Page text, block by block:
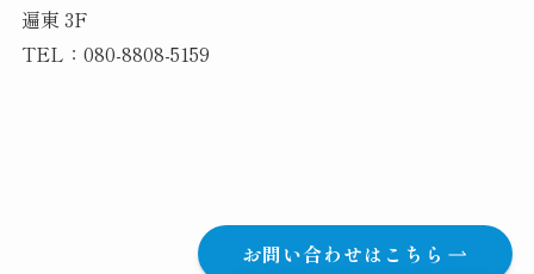
遍東 3F
TEL：080-8808-5159
お問い合わせはこちら